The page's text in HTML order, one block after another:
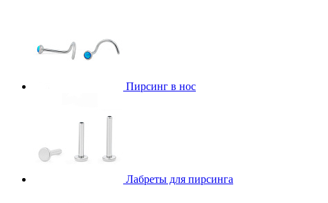
Пирсинг в нос
Лабреты для пирсинга